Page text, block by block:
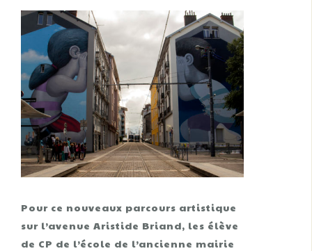
Pour ce nouveaux parcours artistique
sur l’avenue Aristide Briand, les élève
de CP de l’école de l’ancienne mairie